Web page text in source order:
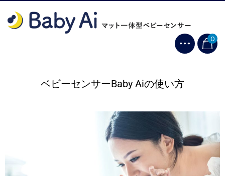
0
ベビーセンサーBaby Aiの使い方